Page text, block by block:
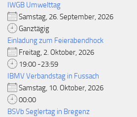
IWGB Umwelttag
Samstag, 26. September, 2026
Ganztägig
Einladung zum Feierabendhock
Freitag, 2. Oktober, 2026
19:00 -23:59
IBMV Verbandstag in Fussach
Samstag, 10. Oktober, 2026
00:00
BSVb Seglertag in Bregenz